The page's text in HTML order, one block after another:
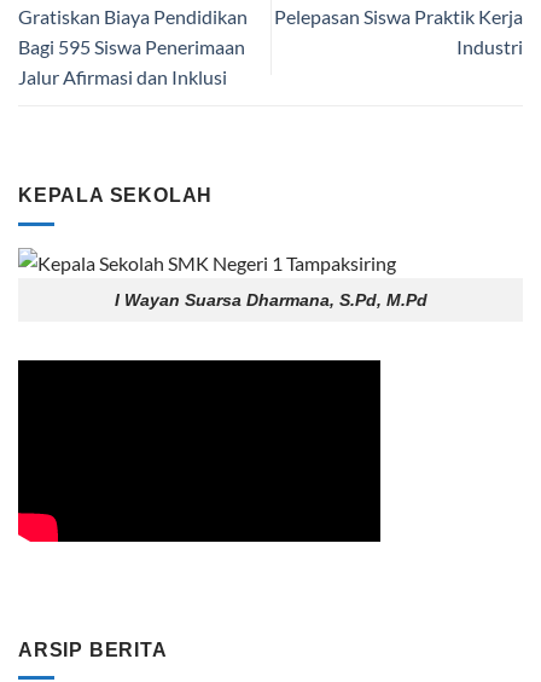
Gratiskan Biaya Pendidikan
Bagi 595 Siswa Penerimaan
Jalur Afirmasi dan Inklusi
Pelepasan Siswa Praktik Kerja
Industri
KEPALA SEKOLAH
I Wayan Suarsa Dharmana, S.Pd, M.Pd
ARSIP BERITA